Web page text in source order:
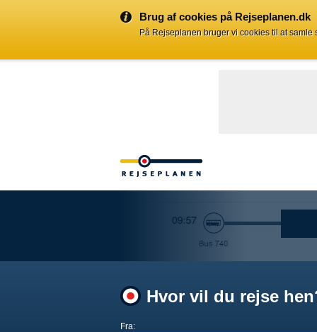
Brug af cookies på Rejseplanen.dk
På Rejseplanen bruger vi cookies til at
Hvor vil du rejse
Fra: